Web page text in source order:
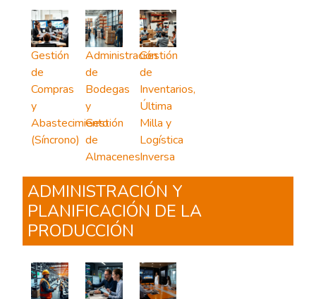
Gestión
de
Compras
y
Abastecimiento
(Síncrono)
Administración
de
Bodegas
y
Gestión
de
Almacenes
Gestión
de
Inventarios,
Última
Milla y
Logística
Inversa
ADMINISTRACIÓN Y
PLANIFICACIÓN DE LA
PRODUCCIÓN